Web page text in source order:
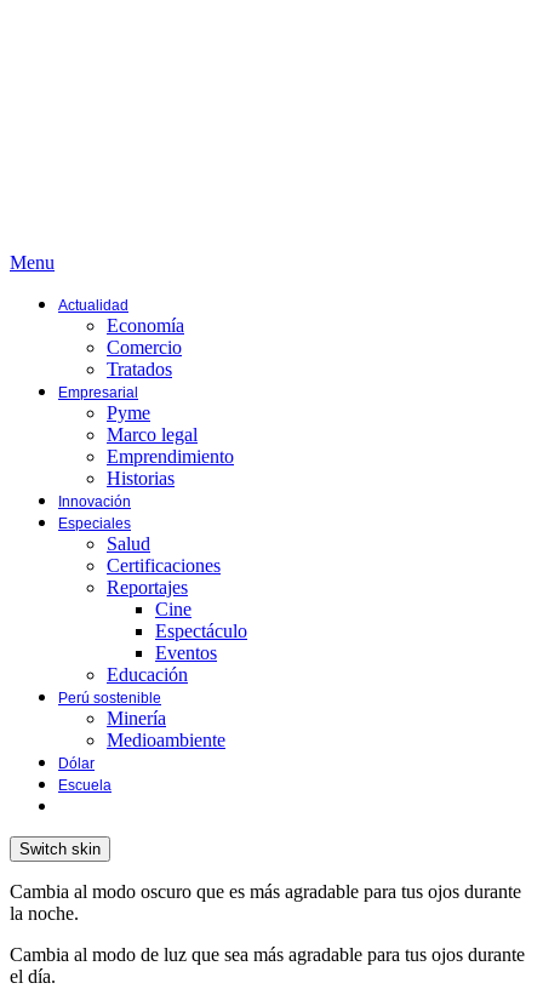
Menu
Actualidad
Economía
Comercio
Tratados
Empresarial
Pyme
Marco legal
Emprendimiento
Historias
Innovación
Especiales
Salud
Certificaciones
Reportajes
Cine
Espectáculo
Eventos
Educación
Perú sostenible
Minería
Medioambiente
Dólar
Escuela
Switch skin
Cambia al modo oscuro que es más agradable para tus ojos durante
la noche.
Cambia al modo de luz que sea más agradable para tus ojos durante
el día.